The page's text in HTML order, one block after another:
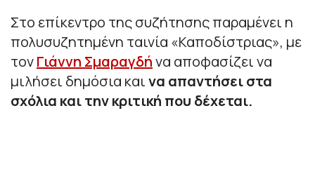
Στο επίκεντρο της συζήτησης παραμένει η
πολυσυζητημένη ταινία «Καποδίστριας», με
τονΓιάννη Σμαραγδήνα αποφασίζει να
μιλήσει δημόσια καινα απαντήσει στα
σχόλια και την κριτική που δέχεται.